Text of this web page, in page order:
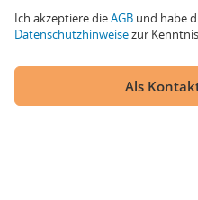
Ich akzeptiere dieAGB und habe
Datenschutzhinweisezur
Als